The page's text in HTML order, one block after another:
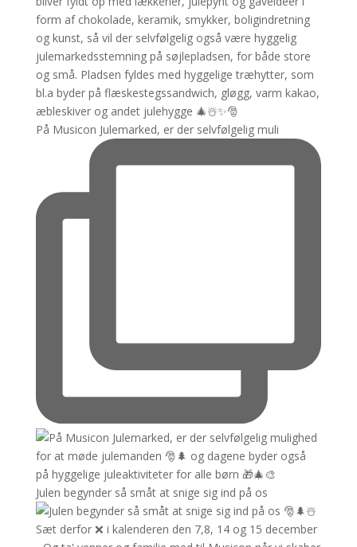
På Musicon Julemarked, er der selvfølgelig muli
Julen begynder så småt at snige sig ind på os